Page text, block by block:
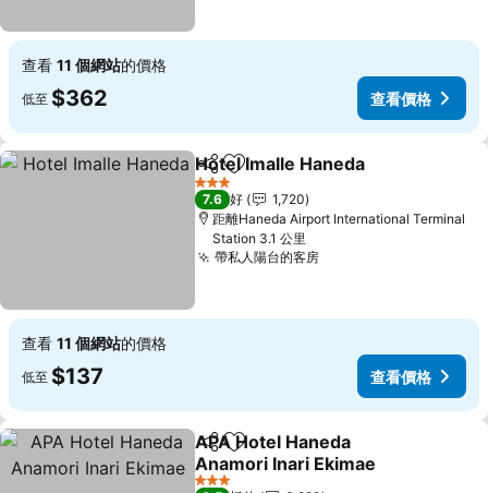
查看 11 個網站的價格
低至 $362 查看價格
分享 放到收藏夾
Hotel Imalle Haneda
3 星級
7.6 好
1,720
距離Haneda Airport International Terminal
Station 3.1 公里
帶私人陽台的客房
查看 11 個網站的價格
低至 $137 查看價格
分享 放到收藏夾
APA Hotel Haneda
Anamori Inari Ekimae
3 星級